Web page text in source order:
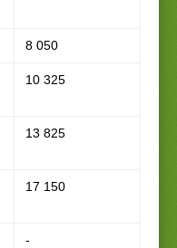
8 050
10 325
13 825
17 150
-